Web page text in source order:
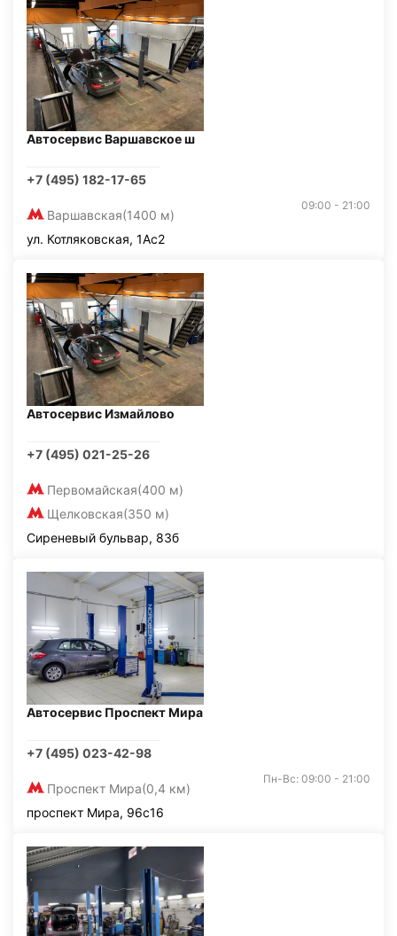
Автосервис Варшавское ш
+7 (495) 182-17-65
Варшавская(1400 м)
09:00 - 21:00
ул. Котляковская, 1Ас2
Автосервис Измайлово
+7 (495) 021-25-26
Первомайская(400 м)
Щелковская(350 м)
Сиреневый бульвар, 83б
Автосервис Проспект Мира
+7 (495) 023-42-98
Проспект Мира(0,4 км)
Пн-Вс: 09:00 - 21:00
проспект Мира, 96с16